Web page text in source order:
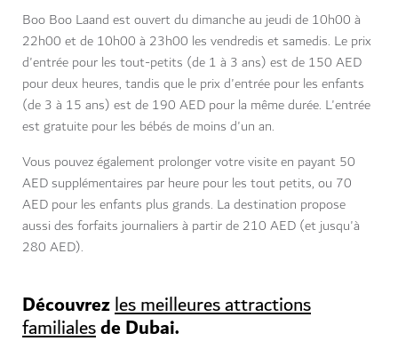
Boo Boo Laand est ouvert du dimanche au jeudi de 10h00 à
22h00 et de 10h00 à 23h00 les vendredis et samedis. Le prix
d'entrée pour les tout-petits (de 1 à 3 ans) est de 150 AED
pour deux heures, tandis que le prix d'entrée pour les enfants
(de 3 à 15 ans) est de 190 AED pour la même durée. L'entrée
est gratuite pour les bébés de moins d'un an.
Vous pouvez également prolonger votre visite en payant 50
AED supplémentaires par heure pour les tout petits, ou 70
AED pour les enfants plus grands. La destination propose
aussi des forfaits journaliers à partir de 210 AED (et jusqu'à
280 AED).
Découvrezles meilleures attractions
familialesde Dubai.